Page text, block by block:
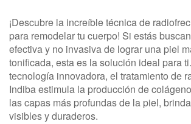
Bilbo,
Bilbao
¡Descubre la increíble técnica de
para remodelar tu cuerpo! Si estás
efectiva y no invasiva de lograr una piel
tonificada, esta es la solución ideal para
tecnología innovadora, el tratamiento de
Indiba estimula la producción de
las capas más profundas de la piel,
visibles y duraderos.